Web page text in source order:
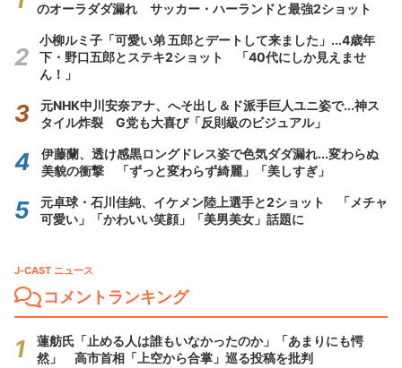
のオーラダダ漏れ サッカー・ハーランドと最強2ショット
小柳ルミ子「可愛い弟 五郎とデートして来ました」...4歳年
下・野口五郎とステキ2ショット 「40代にしか見えませ
ん！」
元NHK中川安奈アナ、へそ出し＆ド派手巨人ユニ姿で...神ス
タイル炸裂 G党も大喜び「反則級のビジュアル」
伊藤蘭、透け感黒ロングドレス姿で色気ダダ漏れ...変わらぬ
美貌の衝撃 「ずっと変わらず綺麗」「美しすぎ」
元卓球・石川佳純、イケメン陸上選手と2ショット 「メチャ
可愛い」「かわいい笑顔」「美男美女」話題に
J-CAST ニュース
コメントランキング
蓮舫氏「止める人は誰もいなかったのか」「あまりにも愕
然」 高市首相「上空から合掌」巡る投稿を批判